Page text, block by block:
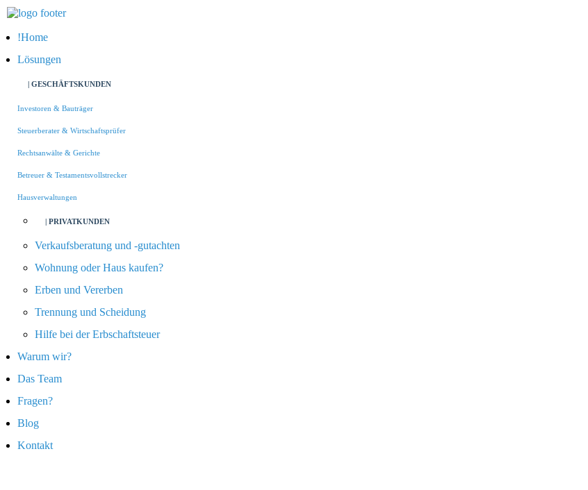
Home
Lösungen
| GESCHÄFTSKUNDEN
Investoren & Bauträger
Steuerberater & Wirtschaftsprüfer
Rechtsanwälte & Gerichte
Betreuer & Testamentsvollstrecker
Hausverwaltungen
| PRIVATKUNDEN
Verkaufsberatung und -gutachten
Wohnung oder Haus kaufen?
Erben und Vererben
Trennung und Scheidung
Hilfe bei der Erbschaftsteuer
Warum wir?
Das Team
Fragen?
Blog
Kontakt